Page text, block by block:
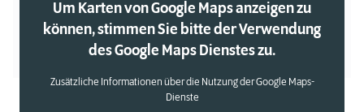
Um Karten von Google Maps anzeigen zu
können, stimmen Sie bitte der Verwendung
des Google Maps Dienstes zu.
Zusätzliche Informationen über die Nutzung der Google Maps-
Dienste